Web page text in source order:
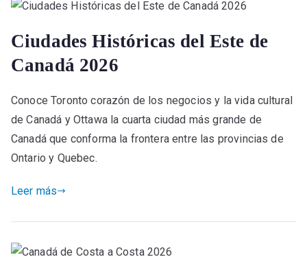
Ciudades Históricas del Este de
Canadá 2026
Conoce Toronto corazón de los negocios y la vida cultural
de Canadá y Ottawa la cuarta ciudad más grande de
Canadá que conforma la frontera entre las provincias de
Ontario y Quebec.
Leer más